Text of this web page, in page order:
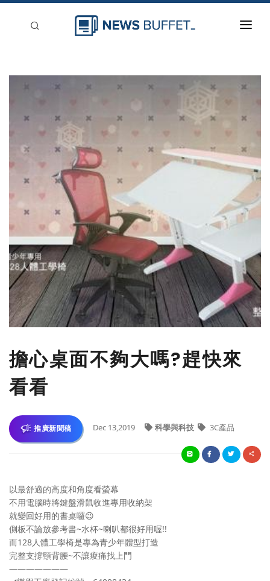
刊登
擔心桌面不夠大嗎?趕快來
看看
推廣新聞稿 Dec 13,2019 科學與科技 3C產品
以最舒適的高度和角度看螢幕
不用電腦時將鍵盤滑鼠收進專用收納架
就變回好用的書桌囉😉
側板不論放參考書~水杯~喇叭都很好用喔!!
而128人體工學椅是專為青少年體型打造
完整支撐頸背腰~不讓痠痛找上門
———————